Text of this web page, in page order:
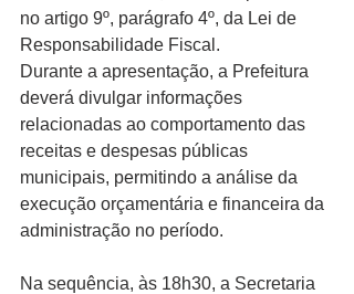
no artigo 9º, parágrafo 4º, da Lei de
Responsabilidade Fiscal.
Durante a apresentação, a Prefeitura
deverá divulgar informações
relacionadas ao comportamento das
receitas e despesas públicas
municipais, permitindo a análise da
execução orçamentária e financeira da
administração no período.
Na sequência, às 18h30, a Secretaria